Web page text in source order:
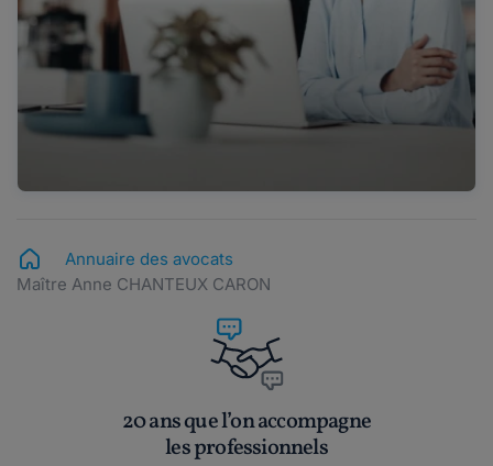
Annuaire des avocats
Maître Anne CHANTEUX CARON
20 ans que l’on accompagne
les professionnels